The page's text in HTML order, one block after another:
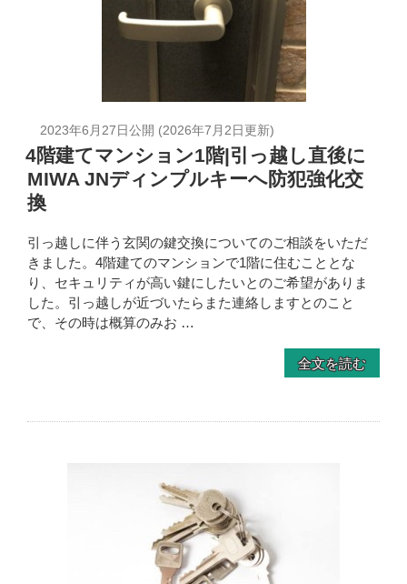
2023年6月27日公開 (2026年7月2日更新)
4階建てマンション1階|引っ越し直後に
MIWA JNディンプルキーへ防犯強化交
換
引っ越しに伴う玄関の鍵交換についてのご相談をいただ
きました。4階建てのマンションで1階に住むこととな
り、セキュリティが高い鍵にしたいとのご希望がありま
した。引っ越しが近づいたらまた連絡しますとのこと
で、その時は概算のみお …
全文を読む